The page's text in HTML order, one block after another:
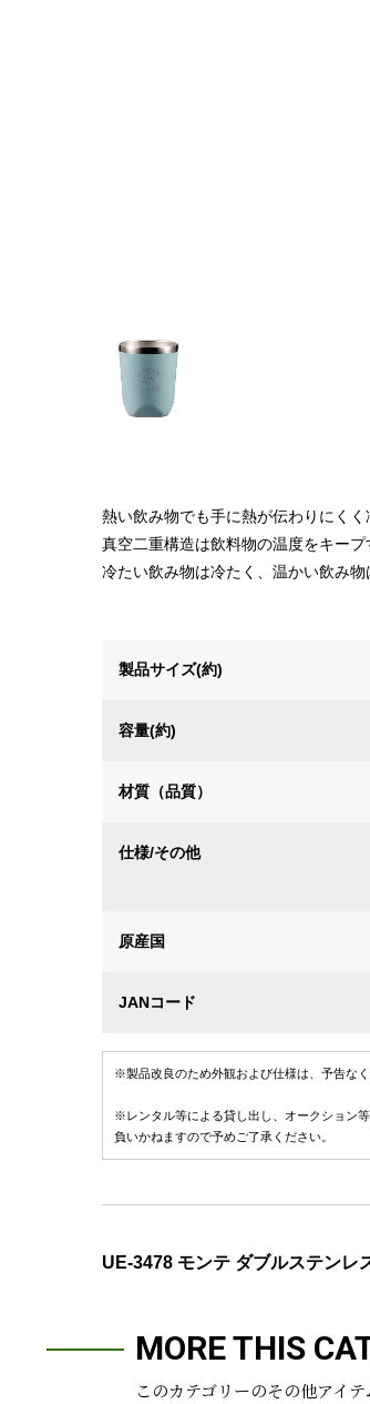
熱い飲み物でも手に熱が伝わりにく
真空二重構造は飲料物の温度をキープ
冷たい飲み物は冷たく、温かい飲み
製品サイズ(約)
容量(約)
材質（品質）
仕様/その他
原産国
JANコード
※製品改良のため外観および仕様は、予告なく
※レンタル等による貸し出し、オークション
負いかねますので予めご了承ください。
UE-3478 モンテ ダブルステンレ
MORE THIS
このカテゴリーのその他アイテ